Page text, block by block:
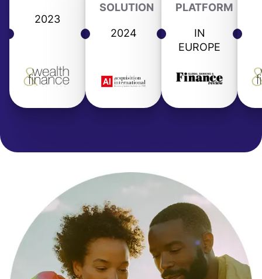
2023
SOLUTION
2024
PLATFORM
IN
EUROPE